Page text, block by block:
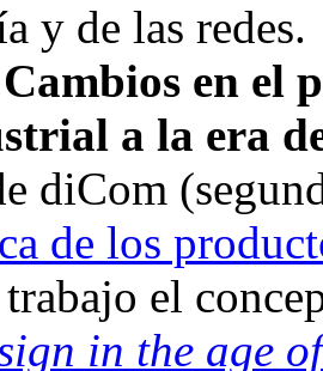
y de las redes.
Cambios en el
a la era
diCom
de los
trabajo el
in the age